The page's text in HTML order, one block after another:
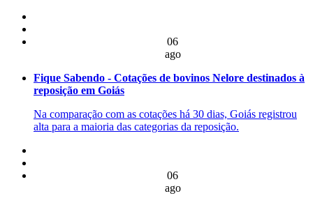
06
ago
Fique Sabendo - Cotações de bovinos Nelore destinados à
reposição em Goiás
Na comparação com as cotações há 30 dias, Goiás registrou
alta para a maioria das categorias da reposição.
06
ago